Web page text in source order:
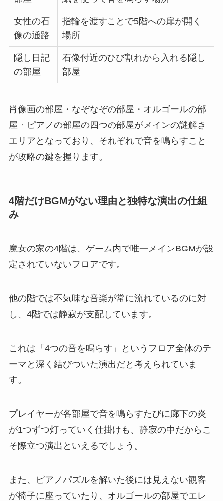
女性の石
像の通路
指輪を渡すことで5階への扉が開く
場所
隠し日記
の部屋
石像付近のひび割れから入れる隠し
部屋
肖像画の部屋・なぞなぞの部屋・オルゴールの部
屋・ピアノの部屋の四つの部屋がメインの謎解き
エリアとなっており、それぞれで音を鳴らすこと
が攻略の鍵を握ります。
4階だけBGMがない理由と独特な演出の仕組
み
魔女の家の4階は、ゲーム内で唯一メインBGMが設
定されていないフロアです。
他の階では不気味な音楽が常に流れているのに対
し、4階では静寂が支配しています。
これは「4つの音を鳴らす」というフロア全体のテ
ーマと深く結びついた演出だと考えられていま
す。
プレイヤーが各部屋で音を鳴らすたびに廊下の炎
が1つずつ灯っていく仕掛けも、静寂の中だからこ
そ際立つ演出といえるでしょう。
また、ピアノパズルを解いた後には見えない観客
が椅子に座っていたり、オルゴールの部屋でエレ